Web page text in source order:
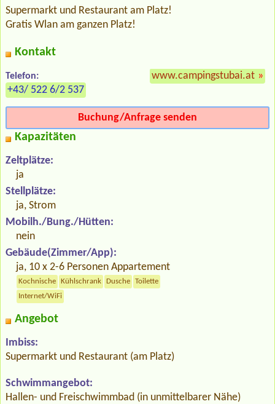
Supermarkt und Restaurant am Platz!
Gratis Wlan am ganzen Platz!
Kontakt
Telefon:
+43/ 522 6/2 537
www.campingstubai.at »
Buchung/Anfrage senden
Kapazitäten
Zeltplätze:
ja
Stellplätze:
ja, Strom
Mobilh./Bung./Hütten:
nein
Gebäude(Zimmer/App):
ja, 10 x 2-6 Personen Appartement
Kochnische Kühlschrank Dusche
Toilette
Internet/WiFi
Angebot
Imbiss:
Supermarkt und Restaurant (am Platz)
Schwimmangebot:
Hallen- und Freischwimmbad (in unmittelbarer Nähe)